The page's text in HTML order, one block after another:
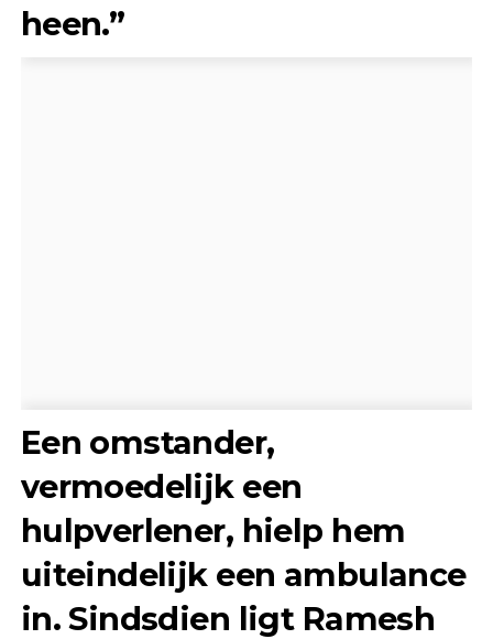
heen.”
Een omstander,
vermoedelijk een
hulpverlener, hielp hem
uiteindelijk een ambulance
in. Sindsdien ligt Ramesh